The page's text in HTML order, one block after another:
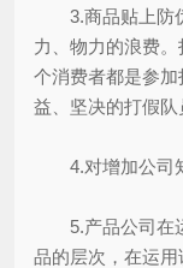
3.商品贴上防伪
力、物力的浪费
个消费者都是参
益、坚决的打假队
4.对增加公司知
5.产品公司在运
品的层次，在运用